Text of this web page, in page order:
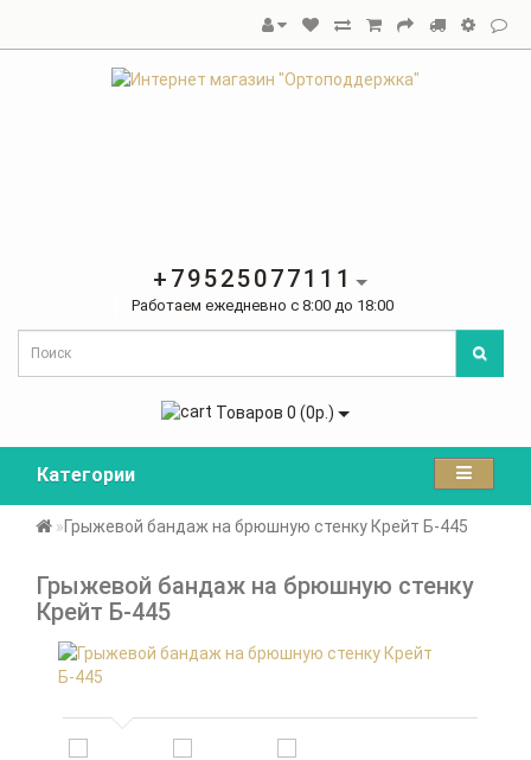
+79525077111
Работаем ежедневно с 8:00 до 18:00
Товаров 0 (0р.)
Категории
Грыжевой бандаж на брюшную стенку Крейт Б-445
Грыжевой бандаж на брюшную стенку
Крейт Б-445